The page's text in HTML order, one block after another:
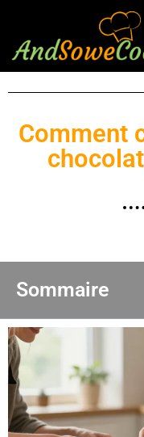
Comment
Sommaire